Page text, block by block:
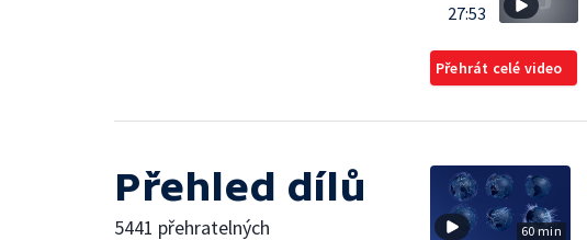
27:53
Přehrát celé video
Přehled dílů
5441 přehratelných 60 min